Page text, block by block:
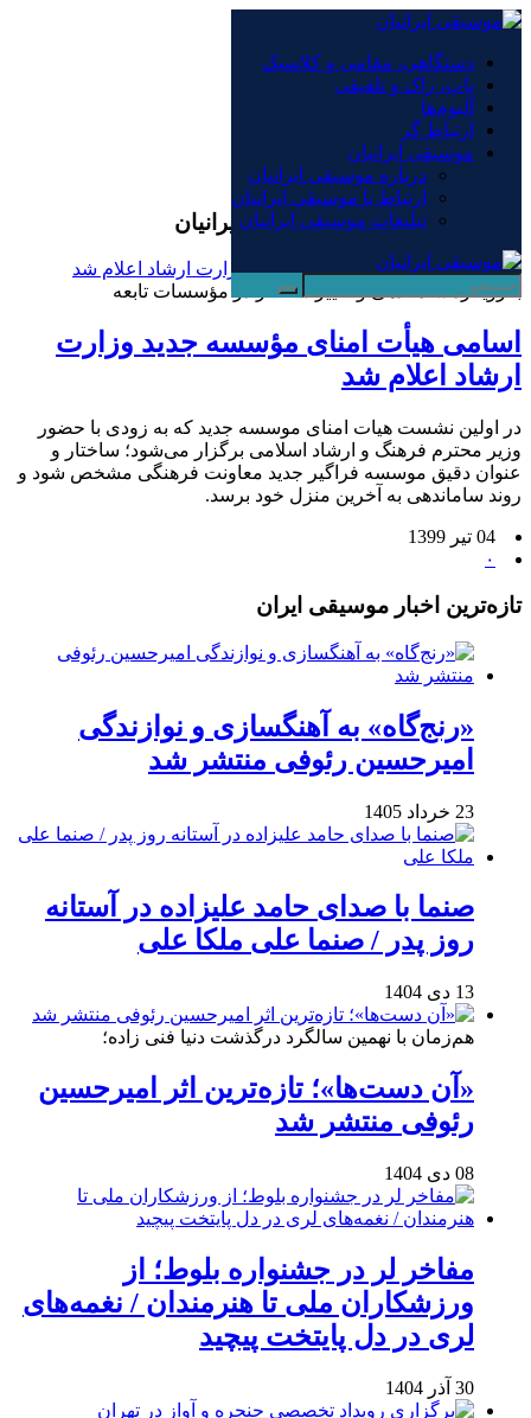
دستگاهی، مقامی و کلاسیک
پاپ، راک و تلفیقی
آلبوم‌ها
ارتباط گر
موسیقی ایرانیان
درباره موسیقی ایرانیان
ارتباط با موسیقی ایرانیان
تبلیغات موسیقی ایرانیان
×
دستگاهی، مقامی و کلاسیک
پاپ، راک و تلفیقی
آلبوم‌ها
ارتباط گر
موسیقی ایرانیان
بایگانی‌ها هیئت امنا - موسیقی ایرانیان
با رویکرد ساماندهی و تغییر ساختار در مؤسسات تابعه
اسامی هیأت امنای مؤسسه جدید وزارت
ارشاد اعلام شد
در اولین نشست هیات امنای موسسه جدید که به زودی با حضور
وزیر محترم فرهنگ و ارشاد اسلامی برگزار می‌شود؛ ساختار و
عنوان دقیق موسسه فراگیر جدید معاونت فرهنگی مشخص شود و
روند ساماندهی به آخرین منزل خود برسد.
04 تیر 1399
۰
تازه‌ترین اخبار موسیقی ایران
«رنج‌گاه» به آهنگسازی و نوازندگی
امیرحسین رئوفی منتشر شد
23 خرداد 1405
صنما با صدای حامد علیزاده در آستانه
روز پدر / صنما علی ملکا علی
13 دی 1404
هم‌زمان با نهمین سالگرد درگذشت دنیا فنی زاده؛
«آن دست‌ها»؛ تازه‌ترین اثر امیرحسین
رئوفی منتشر شد
08 دی 1404
مفاخر لر در جشنواره بلوط؛ از
ورزشکاران ملی تا هنرمندان / نغمه‌های
لری در دل پایتخت پیچید
30 آذر 1404